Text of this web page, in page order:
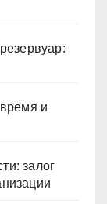
и
залог